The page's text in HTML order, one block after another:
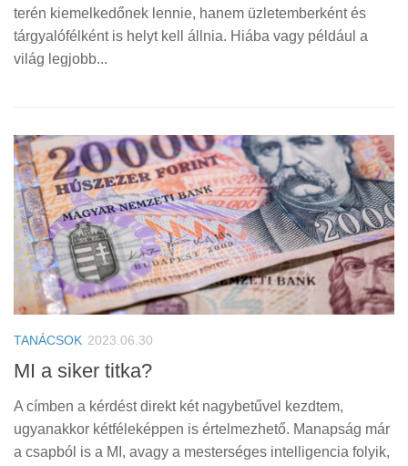
terén kiemelkedőnek lennie, hanem üzletemberként és
tárgyalófélként is helyt kell állnia. Hiába vagy például a
világ legjobb...
TANÁCSOK 2023.06.30
MI a siker titka?
A címben a kérdést direkt két nagybetűvel kezdtem,
ugyanakkor kétféleképpen is értelmezhető. Manapság már
a csapból is a MI, avagy a mesterséges intelligencia folyik,